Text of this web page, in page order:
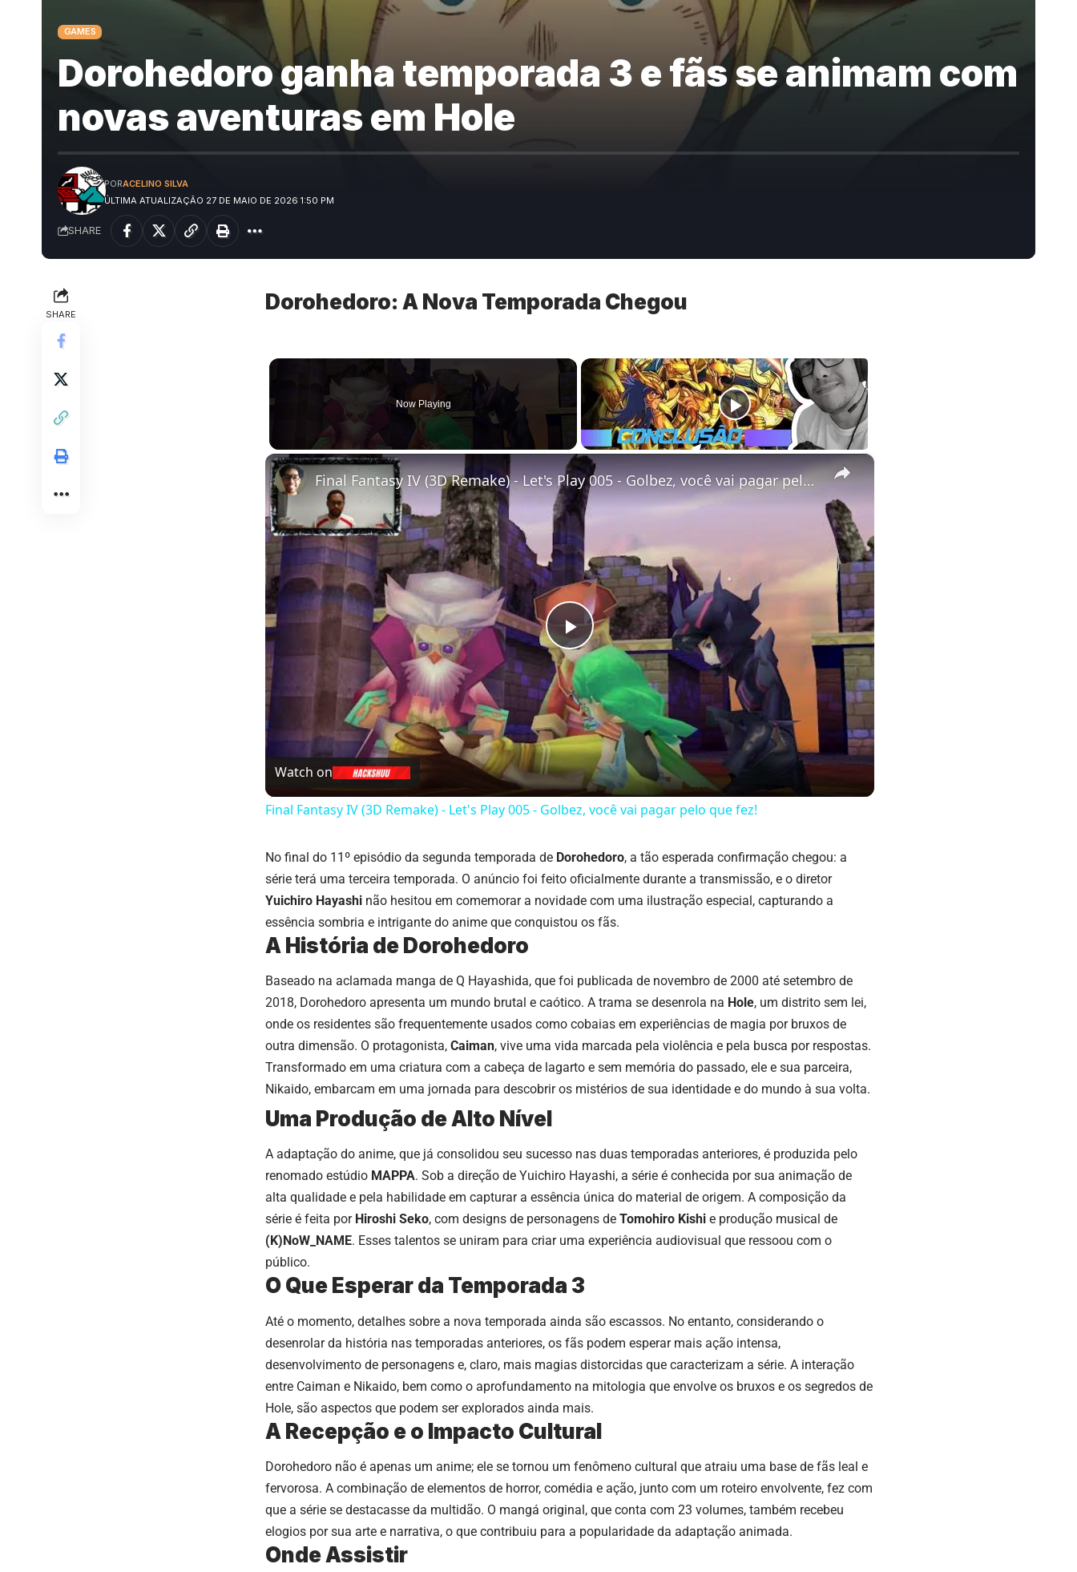
GAMES
Dorohedoro ganha temporada 3 e fãs se animam com
novas aventuras em Hole
ÚLTIMA ATUALIZAÇÃO 27 DE MAIO DE 2026 1:50 PM
PORACELINO SILVA
SHARE
SHARE Dorohedoro: A Nova Temporada Chegou
Now Playing
×
Play
Video
Final Fantasy IV (3D Remake) - Let's Play 005 - Golbez, você vai pagar pelo que fez!
Watch on
Final Fantasy IV (3D Remake) - Let's Play 005 - Golbez, você vai pagar pelo que fez!
No final do 11º episódio da segunda temporada de Dorohedoro, a tão esperada confirmação chegou: a
série terá uma terceira temporada. O anúncio foi feito oficialmente durante a transmissão, e o diretor
Yuichiro Hayashi não hesitou em comemorar a novidade com uma ilustração especial, capturando a
essência sombria e intrigante do anime que conquistou os fãs.
A História de Dorohedoro
Baseado na aclamada manga de Q Hayashida, que foi publicada de novembro de 2000 até setembro de
2018, Dorohedoro apresenta um mundo brutal e caótico. A trama se desenrola na Hole, um distrito sem lei,
onde os residentes são frequentemente usados como cobaias em experiências de magia por bruxos de
outra dimensão. O protagonista, Caiman, vive uma vida marcada pela violência e pela busca por respostas.
Transformado em uma criatura com a cabeça de lagarto e sem memória do passado, ele e sua parceira,
Nikaido, embarcam em uma jornada para descobrir os mistérios de sua identidade e do mundo à sua volta.
Uma Produção de Alto Nível
A adaptação do anime, que já consolidou seu sucesso nas duas temporadas anteriores, é produzida pelo
renomado estúdio MAPPA. Sob a direção de Yuichiro Hayashi, a série é conhecida por sua animação de
alta qualidade e pela habilidade em capturar a essência única do material de origem. A composição da
série é feita por Hiroshi Seko, com designs de personagens de Tomohiro Kishi e produção musical de
(K)NoW_NAME. Esses talentos se uniram para criar uma experiência audiovisual que ressoou com o
público.
O Que Esperar da Temporada 3
Até o momento, detalhes sobre a nova temporada ainda são escassos. No entanto, considerando o
desenrolar da história nas temporadas anteriores, os fãs podem esperar mais ação intensa,
desenvolvimento de personagens e, claro, mais magias distorcidas que caracterizam a série. A interação
entre Caiman e Nikaido, bem como o aprofundamento na mitologia que envolve os bruxos e os segredos de
Hole, são aspectos que podem ser explorados ainda mais.
A Recepção e o Impacto Cultural
Dorohedoro não é apenas um anime; ele se tornou um fenômeno cultural que atraiu uma base de fãs leal e
fervorosa. A combinação de elementos de horror, comédia e ação, junto com um roteiro envolvente, fez com
que a série se destacasse da multidão. O mangá original, que conta com 23 volumes, também recebeu
elogios por sua arte e narrativa, o que contribuiu para a popularidade da adaptação animada.
Onde Assistir